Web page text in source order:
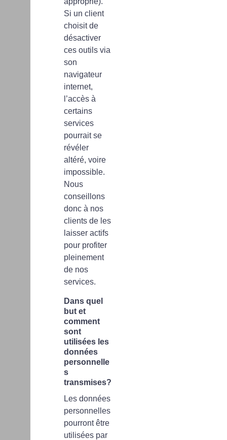
Si un client
choisit de
désactiver
ces outils via
son
navigateur
internet,
l’accès à
certains
services
pourrait se
révéler
altéré, voire
impossible.
Nous
conseillons
donc à nos
clients de les
laisser actifs
pour profiter
pleinement
de nos
services.
Dans quel
but et
comment
sont
utilisées les
données
personnelle
s
transmises?
Les données
personnelles
pourront être
utilisées par